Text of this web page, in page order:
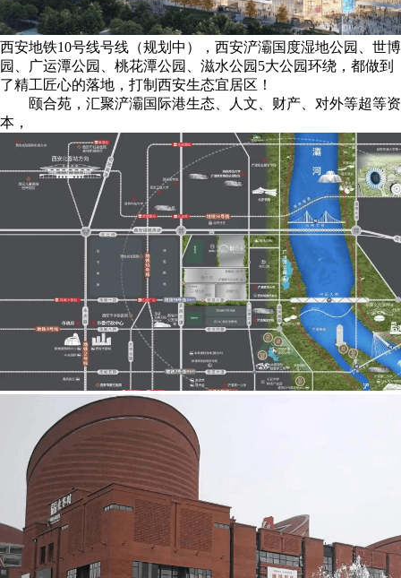
⻄安地铁10号线号线（规划中），西安浐灞国度湿地公园、世博
园、广运潭公园、桃花潭公园、滋水公园5大公园环绕，都做到
了精工匠心的落地，打制西安生态宜居区！
颐合苑，汇聚浐灞国际港生态、人文、财产、对外等超等资
本，